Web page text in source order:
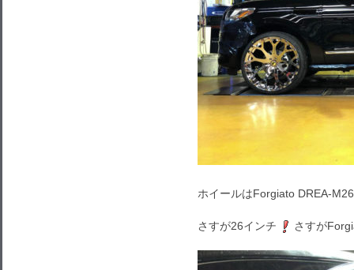
ホイールはForgiato DREA-
さすが26インチ さすが